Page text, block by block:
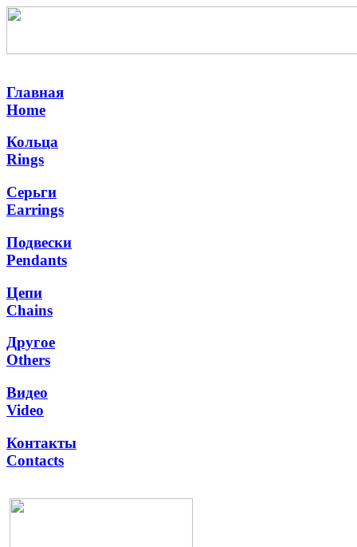
Главная
Home
Кольца
Rings
Серьги
Earrings
Подвески
Pendants
Цепи
Chains
Другое
Others
Видео
Video
Контакты
Contacts